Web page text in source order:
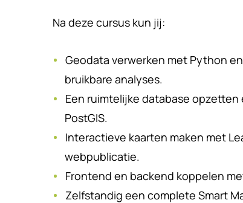
Na deze cursus kun jij:
Geodata verwerken met Python
bruikbare analyses.
Een ruimtelijke database opzetten
PostGIS.
Interactieve kaarten maken met
webpublicatie.
Frontend en backend koppelen
Zelfstandig een complete Smart